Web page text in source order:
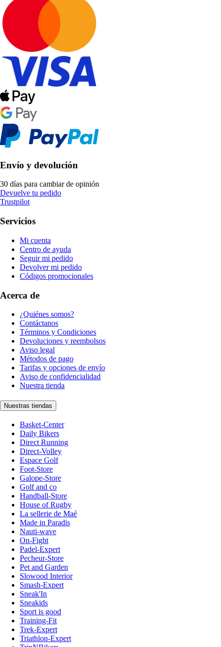
Envío y devolución
30 días para cambiar de opinión
Devuelve tu pedido
Trustpilot
Servicios
Mi cuenta
Centro de ayuda
Seguir mi pedido
Devolver mi pedido
Códigos promocionales
Acerca de
¿Quiénes somos?
Contáctanos
Términos y Condiciones
Devoluciones y reembolsos
Aviso legal
Métodos de pago
Tarifas y opciones de envío
Aviso de confidencialidad
Nuestra tienda
Nuestras tiendas
Basket-Center
Daily Bikers
Direct Running
Direct-Volley
Espace Golf
Foot-Store
Galope-Store
Golf and co
Handball-Store
House of Rugby
La sellerie de Maé
Made in Paradis
Nauti-wave
On-Fight
Padel-Expert
Pecheur-Store
Pet and Garden
Slowood Interior
Smash-Expert
Sneak'In
Sneakids
Sport is good
Training-Fit
Trek-Expert
Triathlon-Expert